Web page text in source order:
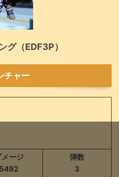
グ（EDF3P）
チャー
メージ
5492
弾数
3